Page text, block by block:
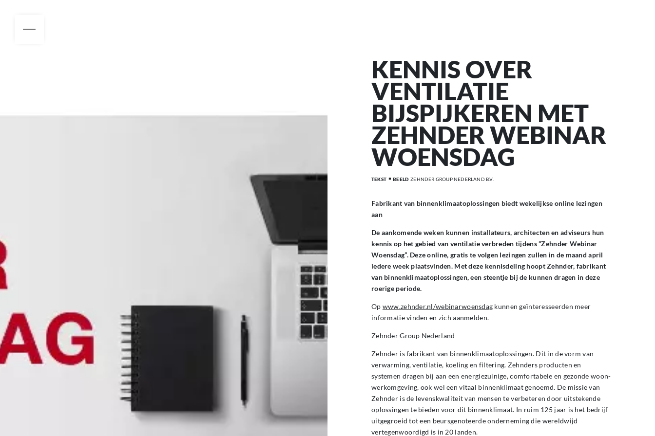
KENNIS OVER
VENTILATIE
BIJSPIJKEREN MET
ZEHNDER WEBINAR
WOENSDAG
TEKST BEELD ZEHNDER GROUP NEDERLAND B.V.
Fabrikant van binnenklimaatoplossingen biedt wekelijkse online lezingen
aan
De aankomende weken kunnen installateurs, architecten en adviseurs hun
kennis op het gebied van ventilatie verbreden tijdens “Zehnder Webinar
Woensdag”. Deze online, gratis te volgen lezingen zullen in de maand april
iedere week plaatsvinden. Met deze kennisdeling hoopt Zehnder, fabrikant
van binnenklimaatoplossingen, een steentje bij de kunnen dragen in deze
roerige periode.
Op www.zehnder.nl/webinarwoensdag kunnen geïnteresseerden meer
informatie vinden en zich aanmelden.
Zehnder Group Nederland
Zehnder is fabrikant van binnenklimaatoplossingen. Dit in de vorm van
verwarming, ventilatie, koeling en filtering. Zehnders producten en
systemen dragen bij aan een energiezuinige, comfortabele en gezonde woon-
werkomgeving, ook wel een vitaal binnenklimaat genoemd. De missie van
Zehnder is de levenskwaliteit van mensen te verbeteren door uitstekende
oplossingen te bieden voor dit binnenklimaat. In ruim 125 jaar is het bedrijf
uitgegroeid tot een beursgenoteerde onderneming die wereldwijd
vertegenwoordigd is in 20 landen.